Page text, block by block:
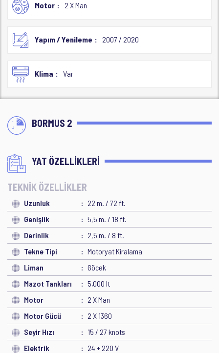
Motor 2 X Man
Yapım / Yenileme 2007 / 2020
Klima Var
BORMUS 2
YAT ÖZELLİKLERİ
TEKNİK ÖZELLİKLER
Uzunluk
22 m. / 72 ft.
Genişlik
5,5 m. / 18 ft.
Derinlik
2,5 m. / 8 ft.
Tekne Tipi
Motoryat Kiralama
Liman
Göcek
Mazot Tankları
5,000 lt
Motor
2 X Man
Motor Gücü
2 X 1360
Seyir Hızı
15 / 27 knots
Elektrik
24 + 220 V